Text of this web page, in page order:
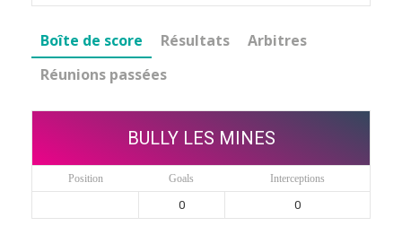
Boîte de score Résultats
Arbitres
Réunions passées
BULLY LES MINES
Position Goals Interceptions
0 0